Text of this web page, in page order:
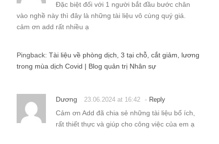
Đặc biệt đối với 1 người bắt đầu bước chân
vào nghề này thì đây là những tài liệu vô cùng quý giá.
cảm ơn add rất nhiều ạ
Pingback: Tài liệu về phòng dịch, 3 tại chỗ, cắt giảm, lương
trong mùa dịch Covid | Blog quản trị Nhân sự
Dương 23.06.2024 at 16:42 - Reply
Cảm ơn Add đã chia sẻ những tài liệu bổ ích,
rất thiết thực và giúp cho công việc của em ạ